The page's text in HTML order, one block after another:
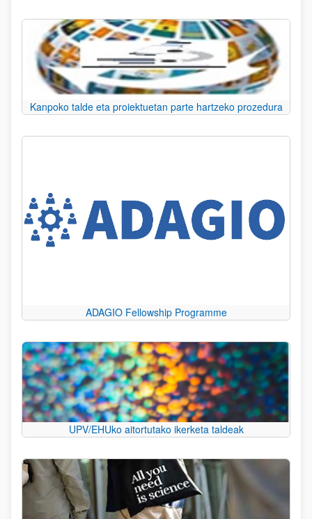
Kanpoko talde eta proiektuetan parte hartzeko prozedura
ADAGIO Fellowship Programme
UPV/EHUko aitortutako ikerketa taldeak